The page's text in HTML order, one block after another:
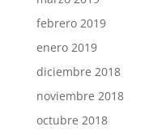
febrero 2019
enero 2019
diciembre 2018
noviembre 2018
octubre 2018